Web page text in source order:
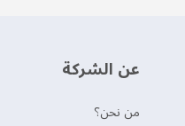
عن الشركة
من نحن؟